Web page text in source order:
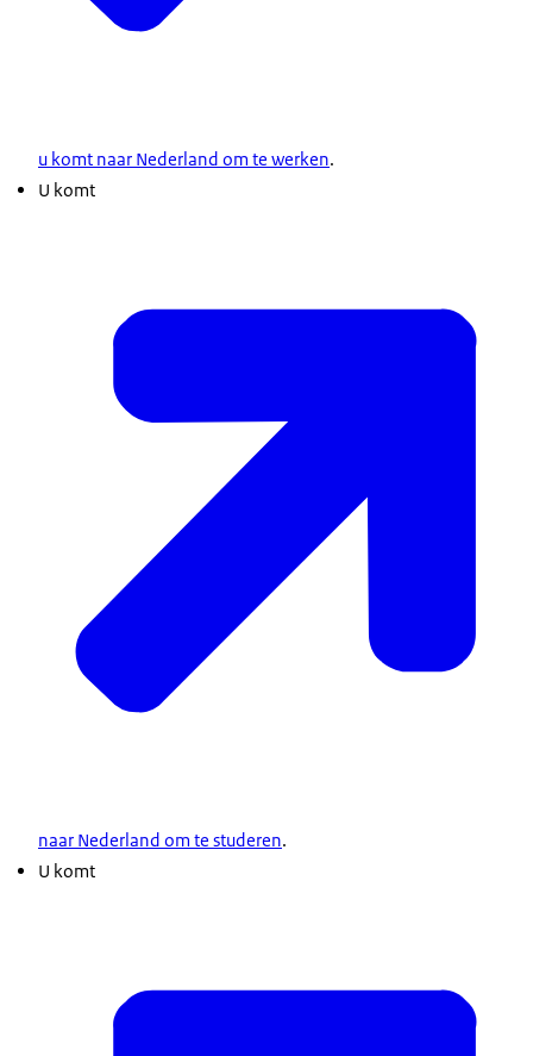
u komt naar Nederland om te werken.
U komt
naar Nederland om te studeren.
U komt